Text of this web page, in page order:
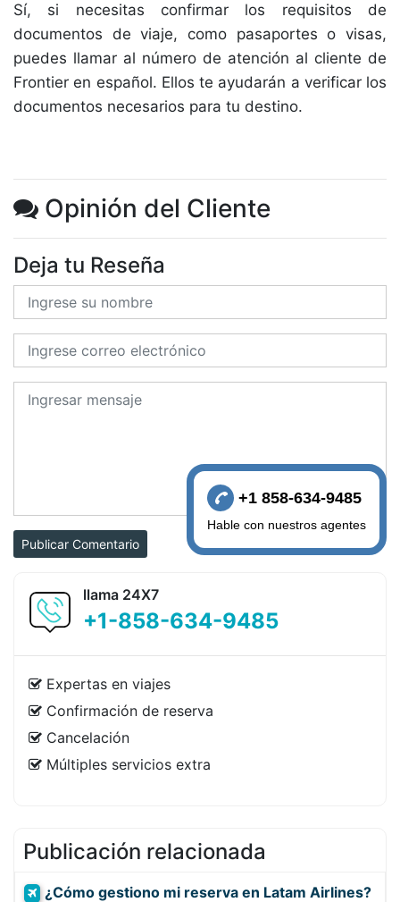
Sí, si necesitas confirmar los requisitos de
documentos de viaje, como pasaportes o visas,
puedes llamar al número de atención al cliente de
Frontier en español. Ellos te ayudarán a verificar los
documentos necesarios para tu destino.
Opinión del Cliente
Deja tu Reseña
Publicar Comentario
llama 24X7
+1-858-634-9485
Expertas en viajes
Confirmación de reserva
Cancelación
Múltiples servicios extra
Publicación relacionada
¿Cómo gestiono mi reserva en Latam Airlines?
+1 858-634-9485
Hable con nuestros agentes